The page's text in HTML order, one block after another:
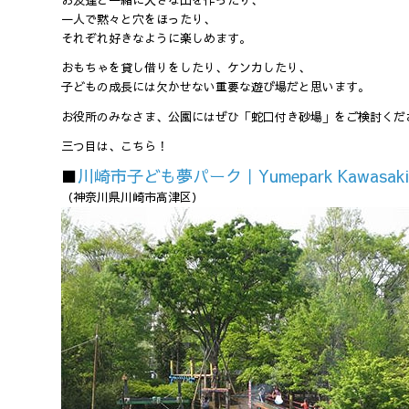
一人で黙々と穴をほったり、
それぞれ好きなように楽しめます。
おもちゃを貸し借りをしたり、ケンカしたり、
子どもの成長には欠かせない重要な遊び場だと思います。
お役所のみなさま、公園にはぜひ「蛇口付き砂場」をご検討くだ
三つ目は、こちら！
■川崎市子ども夢パーク｜Yumepark Kawasaki
（神奈川県川崎市高津区）